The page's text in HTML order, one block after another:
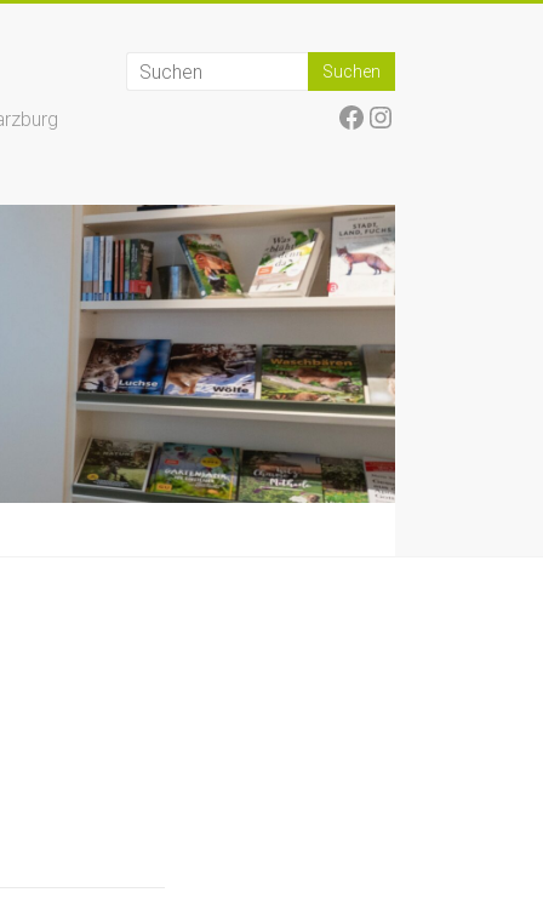
Facebook
Instagram